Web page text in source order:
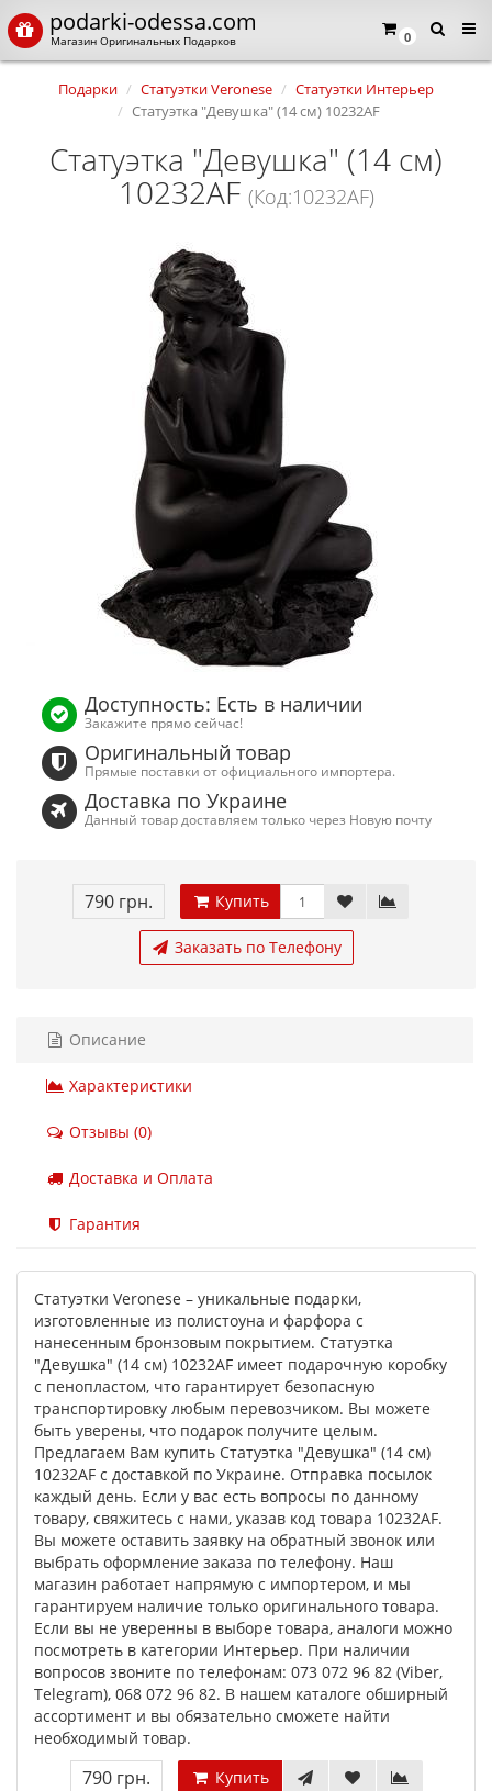
0
podarki-odessa.com
Магазин Оригинальных Подарков
Подарки Статуэтки Veronese
Статуэтки Интерьер
Статуэтка "Девушка" (14 см) 10232AF
Статуэтка "Девушка" (14 см)
10232AF (Код:10232AF)
Доступность: Есть в наличии
Закажите прямо сейчас!
Оригинальный товар
Прямые поставки от официального импортера.
Доставка по Украине
Данный товар доставляем только через Новую почту
790 грн. Купить
Заказать по Телефону
Описание
Характеристики
Отзывы (0)
Доставка и Оплата
Гарантия
Статуэтки Veronese – уникальные подарки,
изготовленные из полистоуна и фарфора с
нанесенным бронзовым покрытием. Статуэтка
"Девушка" (14 см) 10232AF имеет подарочную коробку
с пенопластом, что гарантирует безопасную
транспортировку любым перевозчиком. Вы можете
быть уверены, что подарок получите целым.
Предлагаем Вам купить Статуэтка "Девушка" (14 см)
10232AF с доставкой по Украине. Отправка посылок
каждый день. Если у вас есть вопросы по данному
товару, свяжитесь с нами, указав код товара 10232AF.
Вы можете оставить заявку на обратный звонок или
выбрать оформление заказа по телефону. Наш
магазин работает напрямую с импортером, и мы
гарантируем наличие только оригинального товара.
Если вы не уверенны в выборе товара, аналоги можно
посмотреть в категории Интерьер. При наличии
вопросов звоните по телефонам: 073 072 96 82 (Viber,
Telegram), 068 072 96 82. В нашем каталоге обширный
ассортимент и вы обязательно сможете найти
необходимый товар.
790 грн. Купить